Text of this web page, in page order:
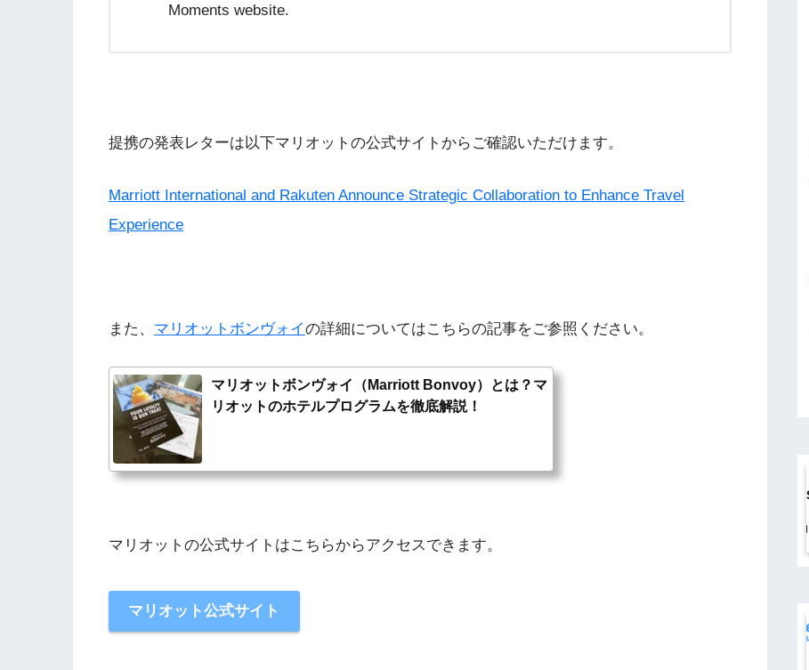
Moments website.
提携の発表レターは以下マリオットの公式サイトからご確認いただけます。
Marriott International and Rakuten Announce Strategic Collaboration to Enhance Travel
Experience
また、 マリオットボンヴォイの詳細についてはこちらの記事をご参照ください。
マリオットボンヴォイ（Marriott Bonvoy）とは？マ
リオットのホテルプログラムを徹底解説！
マリオットの公式サイトはこちらからアクセスできます。
マリオット公式サイト